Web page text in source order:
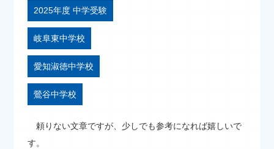
2025年度 中学受験
岐阜東中学校
愛知淑徳中学校
鶯谷中学校
頼りない文章ですが、少しでも参考になれば嬉しいで
す。